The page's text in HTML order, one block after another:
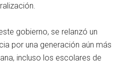
gobierno, se relanzó un
por una generación aún más
incluso los escolares de